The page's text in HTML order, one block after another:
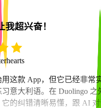
无愧的第一名，升级到 Pro
超兴奋！
这款 App，但它已经非常
意大利语。在 Duolingo 之
的纠错清晰易懂，跟 AI